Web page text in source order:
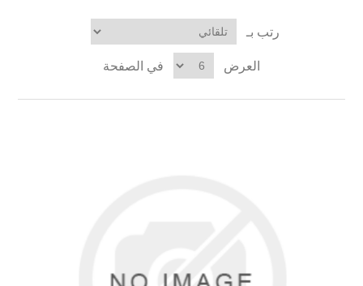
رتب بـ
العرض في الصفحة